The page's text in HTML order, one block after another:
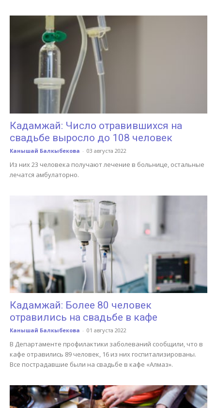
Кадамжай: Число отравившихся на
свадьбе выросло до 108 человек
Канышай Балкыбекова - 03 августа 2022
Из них 23 человека получают лечение в больнице, остальные
лечатся амбулаторно.
Кадамжай: Более 80 человек
отравились на свадьбе в кафе
Канышай Балкыбекова - 01 августа 2022
В Департаменте профилактики заболеваний сообщили, что в
кафе отравились 89 человек, 16 из них госпитализированы.
Все пострадавшие были на свадьбе в кафе «Алмаз».